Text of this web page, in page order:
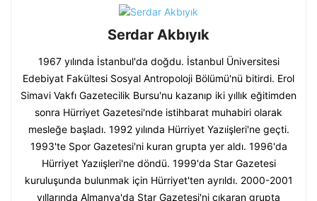
Serdar Akbıyık
1967 yılında İstanbul'da doğdu. İstanbul Üniversitesi
Edebiyat Fakültesi Sosyal Antropoloji Bölümü'nü bitirdi. Erol
Simavi Vakfı Gazetecilik Bursu'nu kazanıp iki yıllık eğitimden
sonra Hürriyet Gazetesi'nde istihbarat muhabiri olarak
mesleğe başladı. 1992 yılında Hürriyet Yazıişleri'ne geçti.
1993'te Spor Gazetesi'ni kuran grupta yer aldı. 1996'da
Hürriyet Yazıişleri'ne döndü. 1999'da Star Gazetesi
kuruluşunda bulunmak için Hürriyet'ten ayrıldı. 2000-2001
yıllarında Almanya'da Star Gazetesi'ni çıkaran grupta